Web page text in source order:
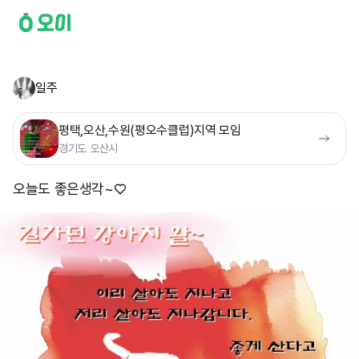
일주
평택,오산,수원(평오수클럽)지역 모임
경기도 오산시
오늘도 좋은생각~♡